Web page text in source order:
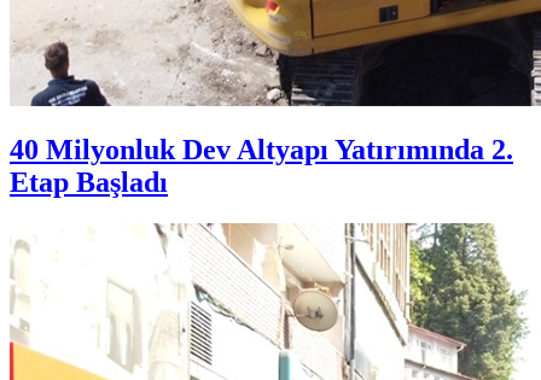
40 Milyonluk Dev Altyapı Yatırımında 2.
Etap Başladı